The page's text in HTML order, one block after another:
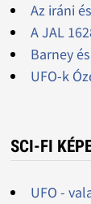
Az iráni
A JAL
Barney
UFO-k
SCI-FI
UFO -